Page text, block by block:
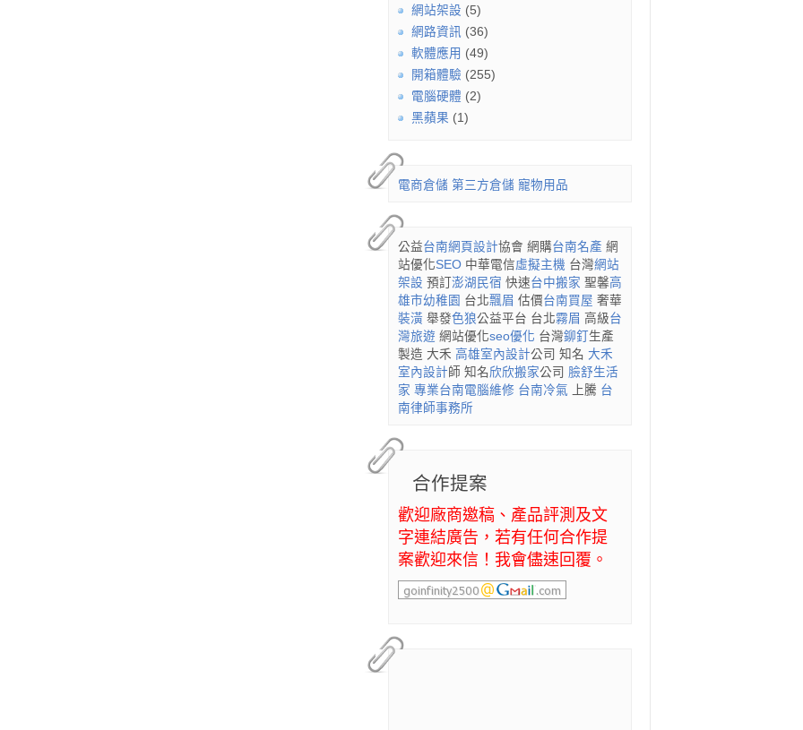
網站架設 (5)
網路資訊 (36)
軟體應用 (49)
開箱體驗 (255)
電腦硬體 (2)
黑蘋果 (1)
電商倉儲 第三方倉儲 寵物用品
公益台南網頁設計協會 網購台南名產 網
站優化SEO 中華電信虛擬主機 台灣網站
架設 預訂 澎湖民宿 快速台中搬家 聖馨高
雄市幼稚園 台北飄眉 估價台南買屋 奢華
裝潢 舉發色狼公益平台 台北霧眉 高級台
灣旅遊 網站優化seo優化 台灣鉚釘 生產
製造 大禾 高雄室內設計公司 知名 大禾
室內設計 師 知名欣欣搬家公司 臉舒生活
家 專業台南電腦維修 台南冷氣 上騰 台
南律師事務所
合作提案
歡迎廠商邀稿、產品評測及文
字連結廣告，若有任何合作提
案歡迎來信！我會儘速回覆。